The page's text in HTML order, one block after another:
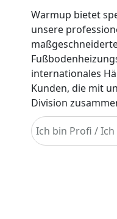
Warmup bietet
unsere
internationales
Kunden, die mit
Division
Ich bin Profi /